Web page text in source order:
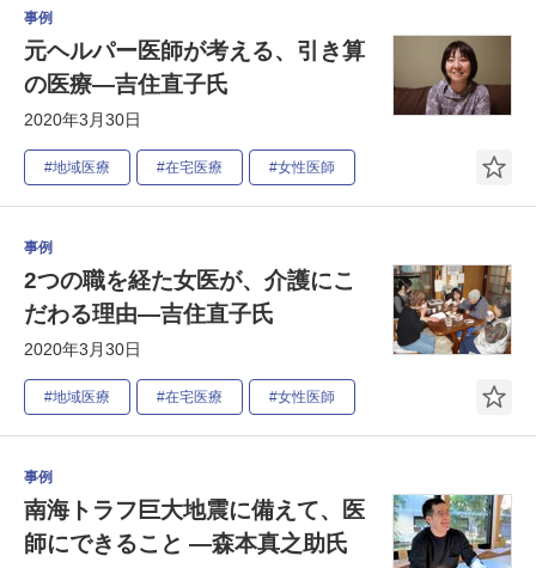
事例
元ヘルパー医師が考える、引き算
の医療―吉住直子氏
2020年3月30日
#地域医療 #在宅医療 #女性医師
事例
2つの職を経た女医が、介護にこ
だわる理由―吉住直子氏
2020年3月30日
#地域医療 #在宅医療 #女性医師
事例
南海トラフ巨大地震に備えて、医
師にできること ―森本真之助氏